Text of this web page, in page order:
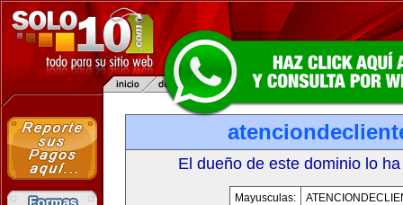
El dueño de este dominio lo
Mayusculas: